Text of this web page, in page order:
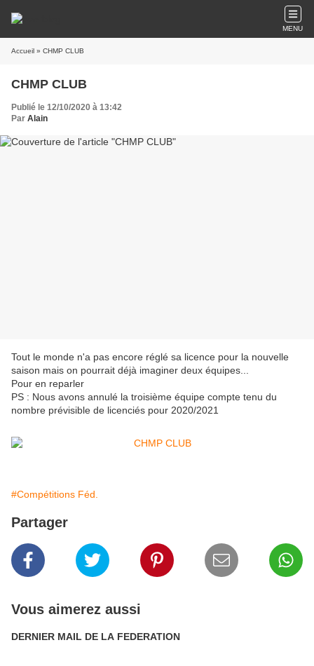
MENU
Accueil » CHMP CLUB
CHMP CLUB
Publié le 12/10/2020 à 13:42
Par Alain
Tout le monde n'a pas encore réglé sa licence pour la nouvelle
saison mais on pourrait déjà imaginer deux équipes...
Pour en reparler
PS : Nous avons annulé la troisième équipe compte tenu du
nombre prévisible de licenciés pour 2020/2021
#Compétitions Féd.
Partager
Vous aimerez aussi
DERNIER MAIL DE LA FEDERATION